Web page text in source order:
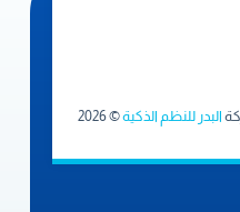
البدر للنظم الذكية© 2026